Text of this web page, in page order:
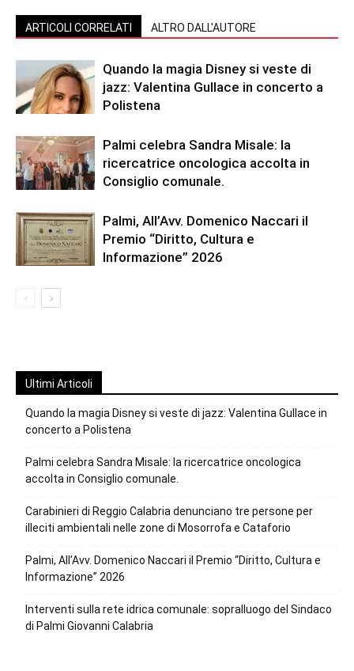
ARTICOLI CORRELATI ALTRO DALL'AUTORE
Quando la magia Disney si veste di
jazz: Valentina Gullace in concerto a
Polistena
Palmi celebra Sandra Misale: la
ricercatrice oncologica accolta in
Consiglio comunale.
Palmi, All’Avv. Domenico Naccari il
Premio “Diritto, Cultura e
Informazione” 2026
Ultimi Articoli
Quando la magia Disney si veste di jazz: Valentina Gullace in
concerto a Polistena
Palmi celebra Sandra Misale: la ricercatrice oncologica
accolta in Consiglio comunale.
Carabinieri di Reggio Calabria denunciano tre persone per
illeciti ambientali nelle zone di Mosorrofa e Cataforio
Palmi, All’Avv. Domenico Naccari il Premio “Diritto, Cultura e
Informazione” 2026
Interventi sulla rete idrica comunale: sopralluogo del Sindaco
di Palmi Giovanni Calabria